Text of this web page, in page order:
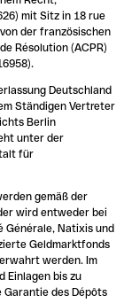
mit Sitz in 18 rue
der französischen
Résolution (ACPR)
Deutschland
Ständigen Vertreter
Berlin
unter der
für
gemäß der
wird entweder bei
Générale, Natixis und
Geldmarktfonds
werden. Im
Einlagen bis zu
Garantie des Dépôts